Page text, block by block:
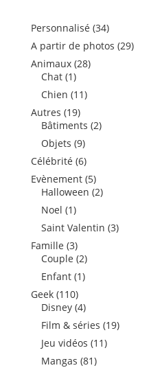
Personnalisé 3434
produits
A partir de photos 2929
Animaux 2828
Chat 11
produit
Chien 1111
Autres 1919
produits
Bâtiments 22
Objets 99
produits
Célébrité 66
produits
Evènement 55
produits
Halloween 22
Noel 11
produit
Saint Valentin 33
Famille 33
produits
Couple 22
produits
Enfant 11
Geek 110110
produits
Disney 44
produits
Film & séries 1919
Jeu vidéos 1111
Mangas 8181